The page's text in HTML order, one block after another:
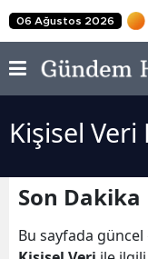
06 Ağustos 2026
Kişisel
Son
Bu sayfada